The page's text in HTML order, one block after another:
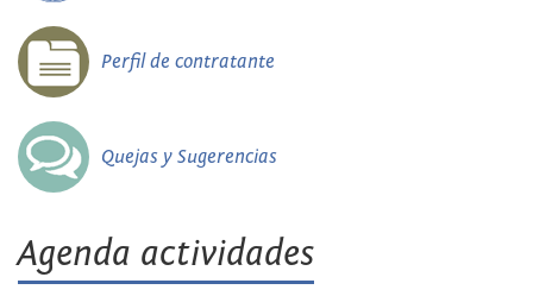
Perfil de contratante
Quejas y Sugerencias
Agenda actividades